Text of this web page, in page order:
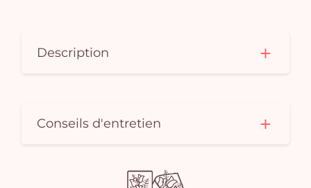
Description
Conseils d'entretien